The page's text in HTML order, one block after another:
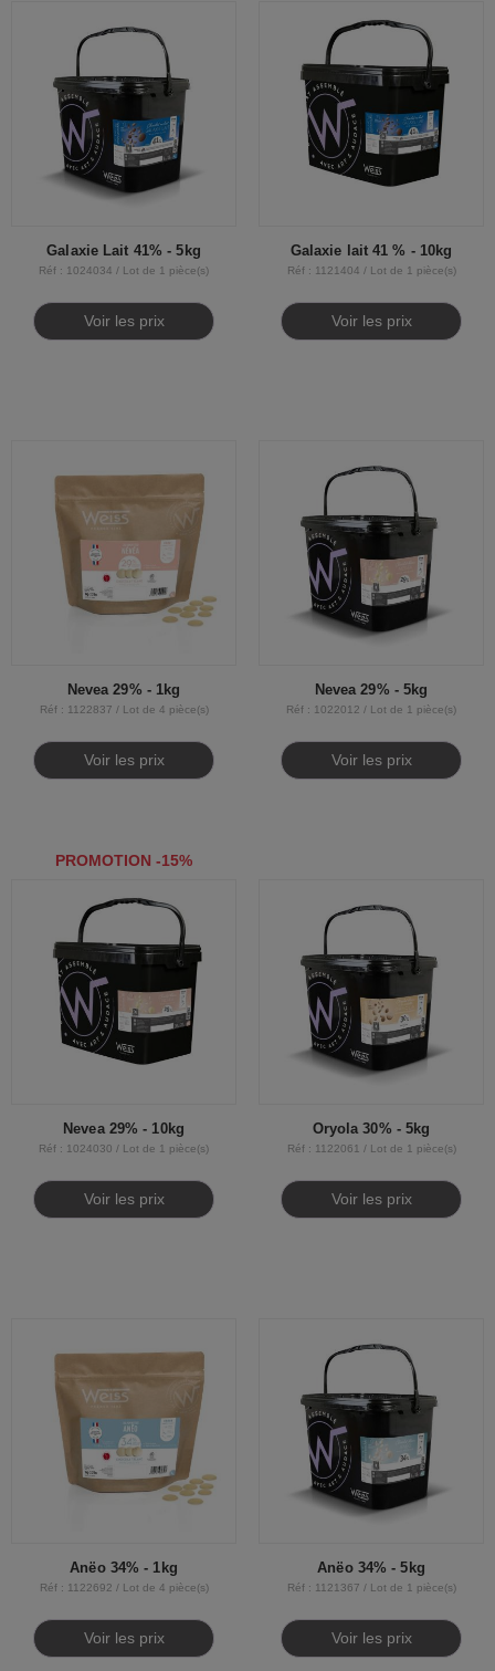
Galaxie Lait 41% - 5kg
Réf : 1024034 / Lot de 1 pièce(s)
Voir les prix
Galaxie lait 41 % - 10kg
Réf : 1121404 / Lot de 1 pièce(s)
Voir les prix
Nevea 29% - 1kg
Réf : 1122837 / Lot de 4 pièce(s)
Voir les prix
Nevea 29% - 5kg
Réf : 1022012 / Lot de 1 pièce(s)
Voir les prix
PROMOTION -15%
Nevea 29% - 10kg
Réf : 1024030 / Lot de 1 pièce(s)
Voir les prix
Oryola 30% - 5kg
Réf : 1122061 / Lot de 1 pièce(s)
Voir les prix
Anëo 34% - 1kg
Réf : 1122692 / Lot de 4 pièce(s)
Voir les prix
Anëo 34% - 5kg
Réf : 1121367 / Lot de 1 pièce(s)
Voir les prix